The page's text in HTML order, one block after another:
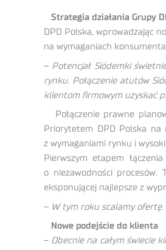
Strategia działania Grupy
DPD Polska, wprowadzając
na wymaganiach
– Potencjał Siódemki
rynku. Połączenie atutów
klientom firmowym uzyskać
Połączenie prawne
Priorytetem DPD Polska na
z wymaganiami rynku i
Pierwszym etapem
o niezawodności
eksponującej najlepsze z
– W tym roku scalamy ofertę.
Nowe podejście do klienta
– Obecnie na całym świecie